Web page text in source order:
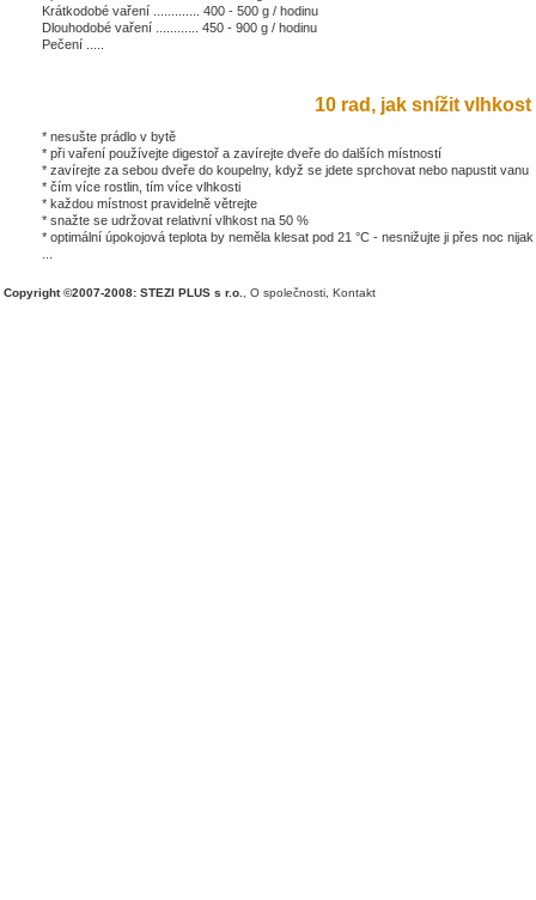
Krátkodobé vaření ............. 400 - 500 g / hodinu
Dlouhodobé vaření ............ 450 - 900 g / hodinu
Pečení .....
10 rad, jak snížit vlhkost
* nesušte prádlo v bytě
* při vaření používejte digestoř a zavírejte dveře do dalších místností
* zavírejte za sebou dveře do koupelny, když se jdete sprchovat nebo napustit vanu
* čím více rostlin, tím více vlhkosti
* každou místnost pravidelně větrejte
* snažte se udržovat relativní vlhkost na 50 %
* optimální úpokojová teplota by neměla klesat pod 21 °C - nesnižujte ji přes noc nijak
Copyright ©2007-2008: STEZI PLUS s r.o. O společnosti Kontakt